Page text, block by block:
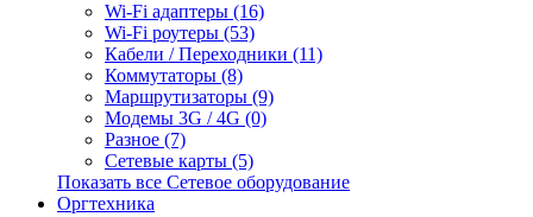
Wi-Fi адаптеры (16)
Wi-Fi роутеры (53)
Кабели / Переходники (11)
Коммутаторы (8)
Маршрутизаторы (9)
Модемы 3G / 4G (0)
Разное (7)
Сетевые карты (5)
Показать все Сетевое оборудование
Оргтехника